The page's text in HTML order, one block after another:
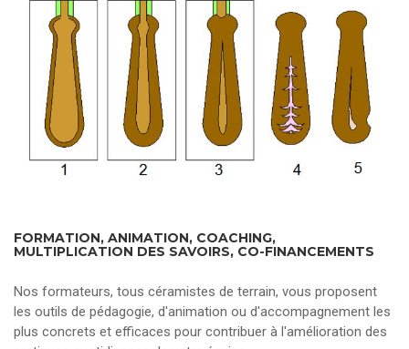
FORMATION, ANIMATION, COACHING,
MULTIPLICATION DES SAVOIRS, CO-FINANCEMENTS
Nos formateurs, tous céramistes de terrain, vous proposent
les outils de pédagogie, d'animation ou d'accompagnement les
plus concrets et efficaces pour contribuer à l'amélioration des